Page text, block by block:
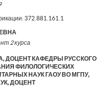
372.881.161.1
2 курса
ДОЦЕНТ КАФЕДРЫ РУССКОГО
ФИЛОЛОГИЧЕСКИХ
НАУК ГАОУ ВО МГПУ,
ДОЦЕНТ